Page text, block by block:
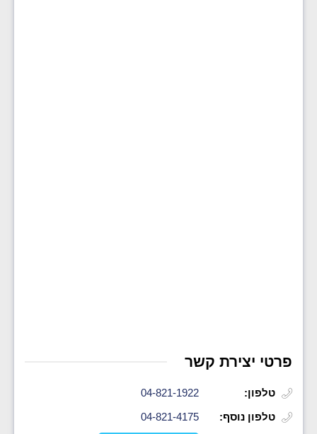
פרטי יצירת קשר
טלפון:
04-821-1922
טלפון נוסף:
04-821-4175